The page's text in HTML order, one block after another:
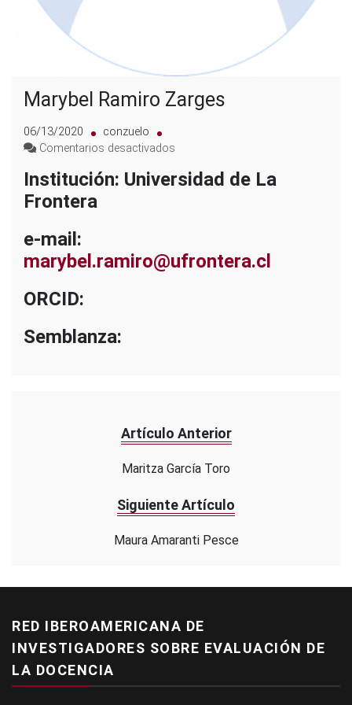
Marybel Ramiro Zarges
06/13/2020
conzuelo
Comentarios desactivados
Ramiro
Institución: Universidad de La
Frontera
e-mail:
marybel.ramiro@ufrontera.cl
ORCID:
Semblanza:
Artículo Anterior
Maritza García Toro
Siguiente Artículo
Maura Amaranti Pesce
RED IBEROAMERICANA DE
INVESTIGADORES SOBRE EVALUACIÓN DE
LA DOCENCIA